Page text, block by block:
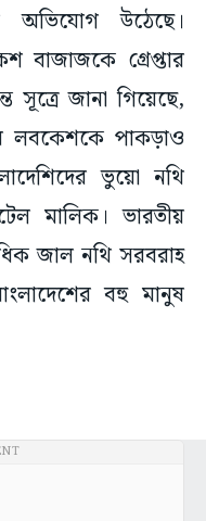
অভিযোগ উঠেছে।
বাজাজকে গ্রেপ্তার
জানা গিয়েছে,
লবকেশকে পাকড়াও
ভুয়ো নথি
মালিক। ভারতীয়
জাল নথি সরবরাহ
বহু মানুষ